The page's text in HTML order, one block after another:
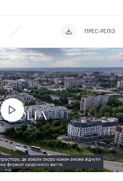
ПРЕС-РЕЛІЗ
ЧИТАТИ ІСТОРІЮ
ЧИТАТИ ІСТОРІЮ